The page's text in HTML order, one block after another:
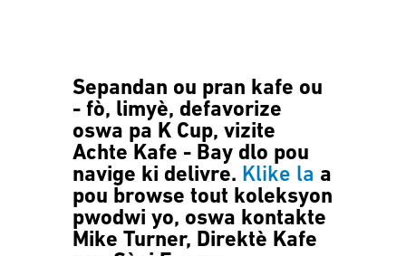
Sepandan ou pran kafe ou
- fò, limyè, defavorize
oswa pa K Cup, vizite
Achte Kafe - Bay dlo pou
navige ki delivre. Klike la a
pou browse tout koleksyon
pwodwi yo, oswa kontakte
Mike Turner, Direktè Kafe